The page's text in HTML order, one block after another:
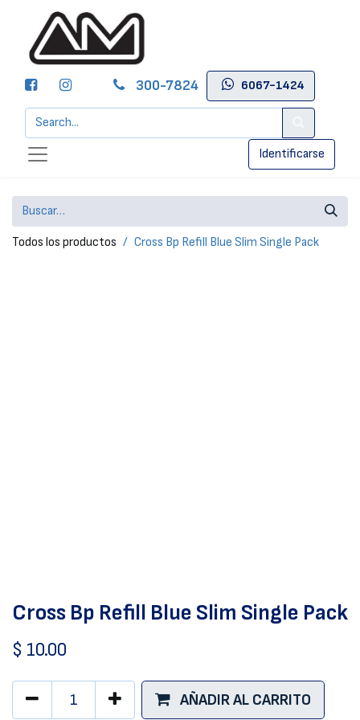
300-7824 6067-1424
Identificarse
Todos los productos Cross Bp Refill Blue Slim Single Pack
Cross Bp Refill Blue Slim Single Pack
$ 10.00
AÑADIR AL CARRITO